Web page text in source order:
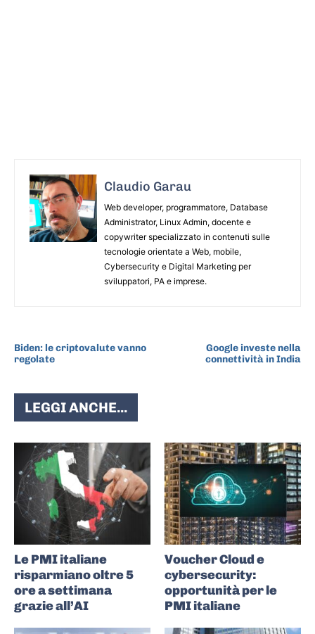
Claudio Garau
Web developer, programmatore, Database
Administrator, Linux Admin, docente e
copywriter specializzato in contenuti sulle
tecnologie orientate a Web, mobile,
Cybersecurity e Digital Marketing per
sviluppatori, PA e imprese.
Biden: le criptovalute vanno
regolate
Google investe nella
connettività in India
LEGGI ANCHE...
Le PMI italiane
risparmiano oltre 5
ore a settimana
grazie all’AI
Voucher Cloud e
cybersecurity:
opportunità per le
PMI italiane